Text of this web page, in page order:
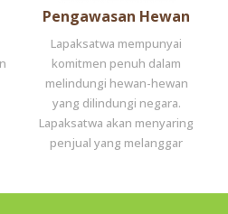
Pengawasan Hewan
Lapaksatwa mempunyai
komitmen penuh dalam
melindungi hewan-hewan
yang dilindungi negara.
Lapaksatwa akan menyaring
penjual yang melanggar